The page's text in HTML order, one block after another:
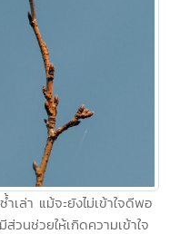
เล่า แม้จะยังไม่เข้าใจดีพอ
วนช่วยให้เกิดความเข้าใจ